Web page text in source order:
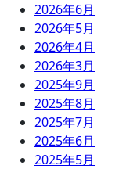
2026年6月
2026年5月
2026年4月
2026年3月
2025年9月
2025年8月
2025年7月
2025年6月
2025年5月